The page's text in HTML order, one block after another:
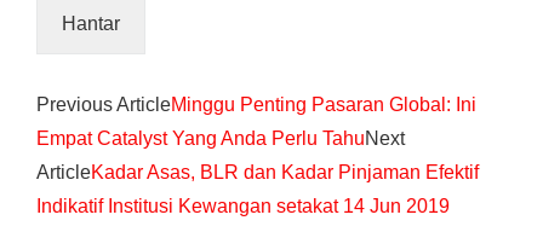
Previous ArticleMinggu Penting Pasaran Global: Ini
Empat Catalyst Yang Anda Perlu TahuNext
ArticleKadar Asas, BLR dan Kadar Pinjaman Efektif
Indikatif Institusi Kewangan setakat 14 Jun 2019